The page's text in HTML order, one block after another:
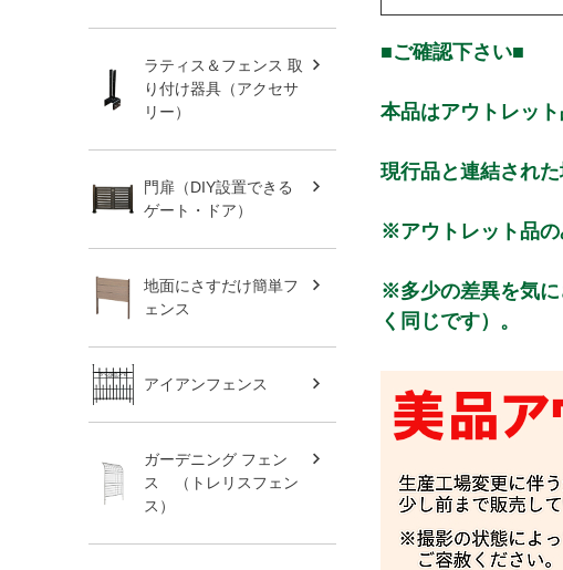
ラティス＆フェンス 取
り付け器具（アクセサ
リー）
門扉（DIY設置できる
ゲート・ドア）
地面にさすだけ簡単フ
ェンス
アイアンフェンス
ガーデニング フェン
ス （トレリスフェン
ス）
■ご確認下さい■
本品はアウトレッ
現行品と連結され
※アウトレット品の
※多少の差異を気に
く同じです）。